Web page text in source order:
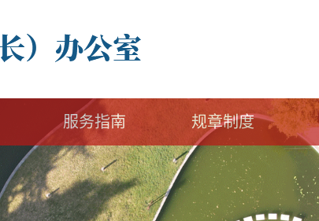
服务指南 规章制度